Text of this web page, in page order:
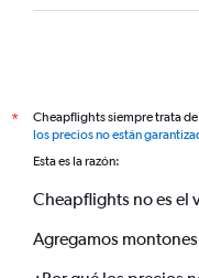
*
Cheapflights siempre trata
los precios no están
Esta es la razón:
Cheapflights no es el
Agregamos